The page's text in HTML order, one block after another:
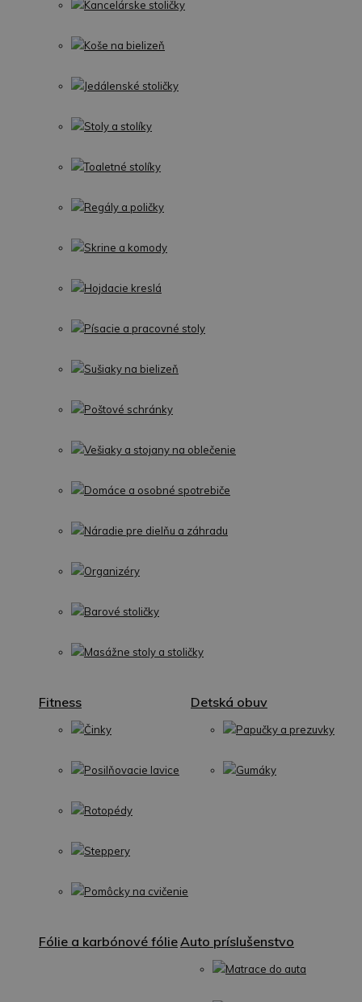
Kancelárske stoličky
Koše na bielizeň
Jedálenské stoličky
Stoly a stolíky
Toaletné stolíky
Regály a poličky
Skrine a komody
Hojdacie kreslá
Písacie a pracovné stoly
Sušiaky na bielizeň
Poštové schránky
Vešiaky a stojany na oblečenie
Domáce a osobné spotrebiče
Náradie pre dielňu a záhradu
Organizéry
Barové stoličky
Masážne stoly a stoličky
Fitness
Činky
Posilňovacie lavice
Rotopédy
Steppery
Pomôcky na cvičenie
Detská obuv
Papučky a prezuvky
Gumáky
Fólie a karbónové fólieAuto príslušenstvo
Matrace do auta